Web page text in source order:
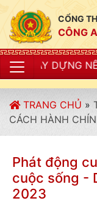
CỔNG
CÔNG
NẾP SỐNG
TRANG CHỦ »
CÁCH HÀNH
Phát động
cuộc sống -
2023